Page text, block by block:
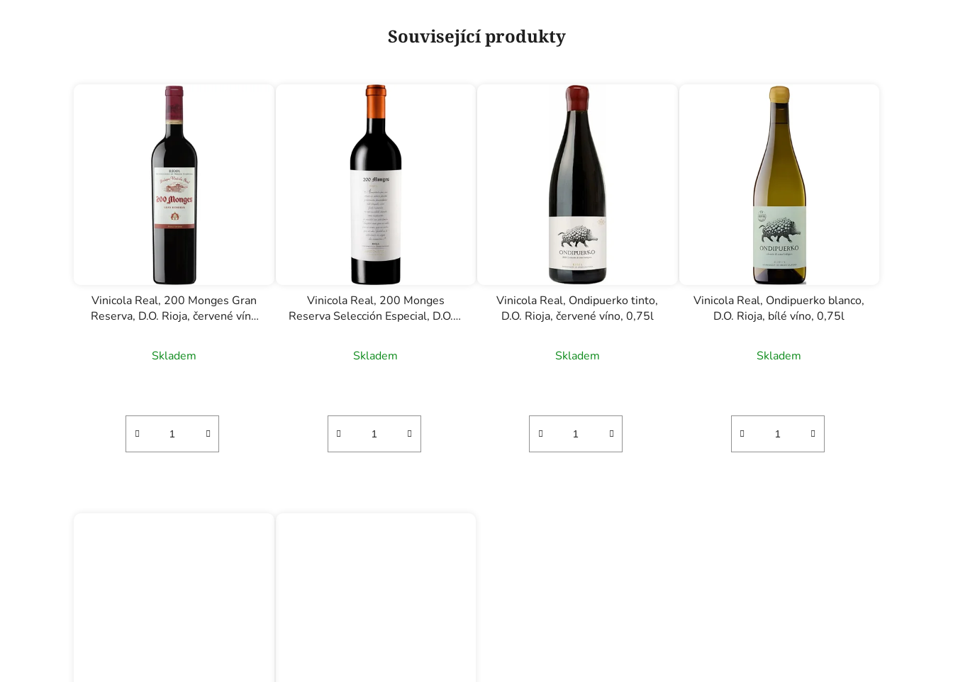
Související produkty
Vinicola Real, 200 Monges Gran
Reserva, D.O. Rioja, červené víno
Skladem
Vinicola Real, 200 Monges
Reserva Selección Especial, D.O.C.
Skladem
Vinicola Real, Ondipuerko tinto,
D.O. Rioja, červené víno, 0,75l
Skladem
Vinicola Real, Ondipuerko blanco,
D.O. Rioja, bílé víno, 0,75l
Skladem